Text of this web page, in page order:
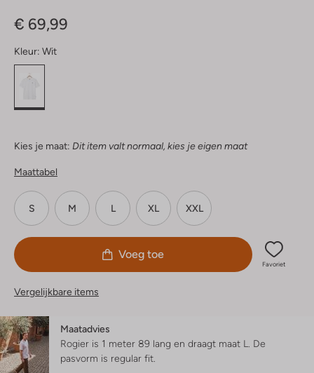
€ 69,99
Kleur: Wit
Kies je maat: Dit item valt normaal, kies je eigen maat
Maattabel
S M L XL XXL
Voeg toe
Favoriet
Vergelijkbare items
Maatadvies
Rogier is 1 meter 89 lang en draagt maat L. De
pasvorm is regular fit